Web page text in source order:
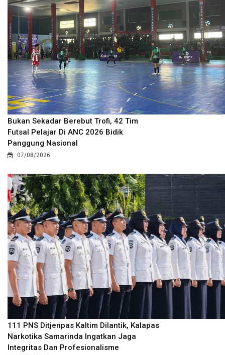
Bukan Sekadar Berebut Trofi, 42 Tim
Futsal Pelajar Di ANC 2026 Bidik
Panggung Nasional
07/08/2026
111 PNS Ditjenpas Kaltim Dilantik, Kalapas
Narkotika Samarinda Ingatkan Jaga
Integritas Dan Profesionalisme